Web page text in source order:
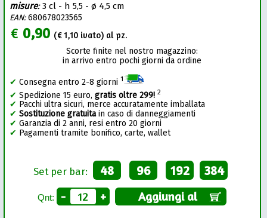
misure:3 cl - h 5,5 - ø 4,5 cm
EAN:680678023565
€ 0,90 (€1,10 ivato) al pz.
Scorte finite nel nostro magazzino:
in arrivo entro pochi giorni da ordine
✔ Consegna entro 2-8 giorni 1
✔ Spedizione 15 euro,gratis oltre 299! 2
✔ Pacchi ultra sicuri, merce accuratamente imballata
✔ Sostituzione gratuitain caso di danneggiamenti
✔ Garanzia di 2 anni, resi entro 20 giorni
✔ Pagamenti tramite bonifico, carte, wallet
Set per bar: 48 96 192 384
Qnt: - + Aggiungi al